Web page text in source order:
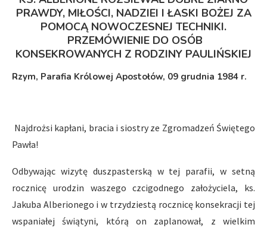
PRAWDY, MIŁOŚCI, NADZIEI I ŁASKI BOŻEJ ZA
POMOCĄ NOWOCZESNEJ TECHNIKI.
PRZEMÓWIENIE DO OSÓB
KONSEKROWANYCH Z RODZINY PAULIŃSKIEJ
Rzym, Parafia Królowej Apostołów, 09 grudnia 1984 r.
Najdrożsi kapłani, bracia i siostry ze Zgromadzeń Świętego
Pawła!
Odbywając wizytę duszpasterską w tej parafii, w setną
rocznicę urodzin waszego czcigodnego założyciela, ks.
Jakuba Alberionego i w trzydziestą rocznicę konsekracji tej
wspaniałej świątyni, którą on zaplanował, z wielkim